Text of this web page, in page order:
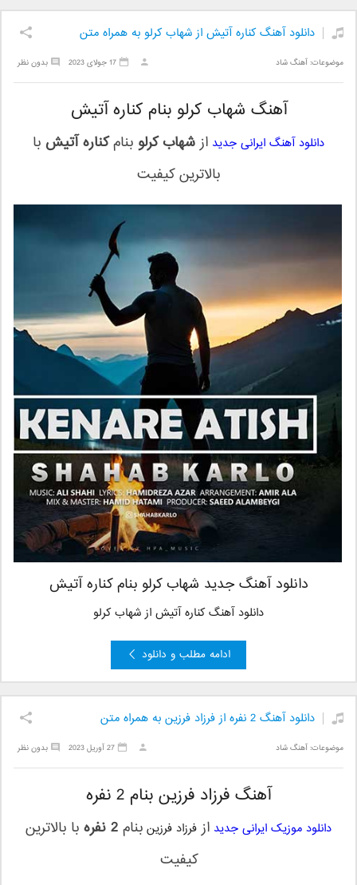
دانلود آهنگ کناره آتیش از شهاب کرلو به همراه متن
موضوعات:آهنگ شاد بدون نظر 17 جولای 2023
آهنگ شهاب کرلو بنام کناره آتیش
دانلود آهنگ ایرانی جدید ازشهاب کرلو بنامکناره آتیش با
بالاترین کیفیت
دانلود آهنگ جدید شهاب کرلو بنام کناره آتیش
دانلود آهنگ کناره آتیش از شهاب کرلو
ادامه مطلب و دانلود
دانلود آهنگ 2 نفره از فرزاد فرزین به همراه متن
موضوعات:آهنگ شاد بدون نظر 27 آوریل 2023
آهنگ فرزاد فرزین بنام 2 نفره
دانلود موزیک ایرانی جدید از فرزاد فرزین بنام 2 نفره
با بالاترین
کیفیت